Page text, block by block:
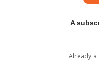
A
Already